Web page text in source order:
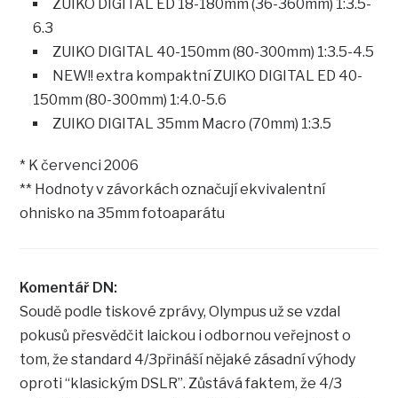
ZUIKO DIGITAL ED 18-180mm (36-360mm) 1:3.5-
6.3
ZUIKO DIGITAL 40-150mm (80-300mm) 1:3.5-4.5
NEW!! extra kompaktní ZUIKO DIGITAL ED 40-
150mm (80-300mm) 1:4.0-5.6
ZUIKO DIGITAL 35mm Macro (70mm) 1:3.5
* K červenci 2006
** Hodnoty v závorkách označují ekvivalentní
ohnisko na 35mm fotoaparátu
Komentář DN:
Soudě podle tiskové zprávy, Olympus už se vzdal
pokusů přesvědčit laickou i odbornou veřejnost o
tom, že standard 4/3přináší nějaké zásadní výhody
oproti “klasickým DSLR”. Zůstává faktem, že 4/3